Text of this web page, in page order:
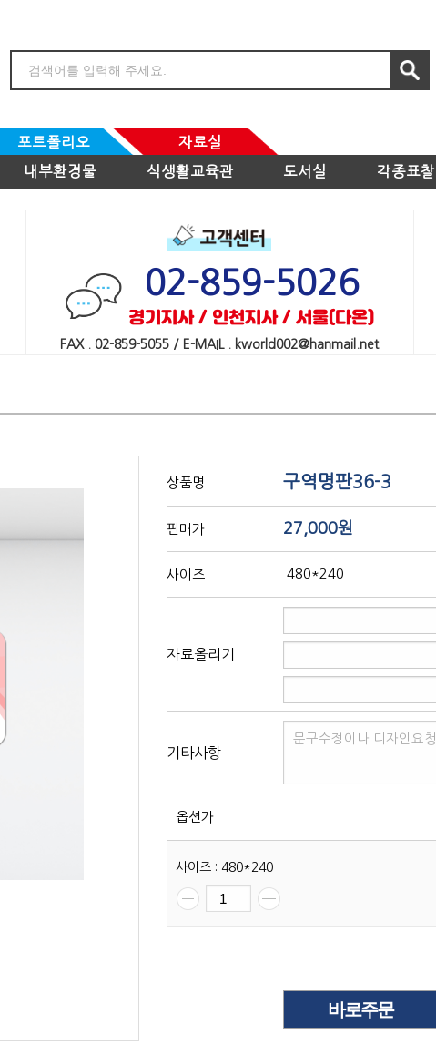
포트폴리오
자료실
내부환경물 식생활교육관 도서실 각종표찰
02-859-5026
경기지사 / 인천지사 / 서울(다온)
FAX . 02-859-5055 / E-MAIL . kworld002@hanmail.net
상품명 구역명판36-3
판매가 27,000원
사이즈 480*240
자료올리기
기타사항
옵션가
사이즈 : 480*240